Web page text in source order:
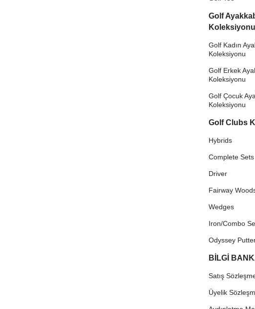
Golf
Koleksiyonu
Golf Kadın
Koleksiyonu
Golf Erkek
Koleksiyonu
Golf Çocuk
Koleksiyonu
Golf Clubs
Hybrids
Complete Sets
Driver
Fairway
Wedges
Iron/Combo
Odyssey
BİLGİ
Satış
Üyelik